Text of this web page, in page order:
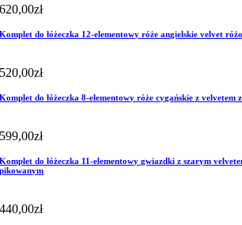
620,00zł
Komplet do łóżeczka 12-elementowy róże angielskie velvet
520,00zł
Komplet do łóżeczka 8-elementowy róże cygańskie z velvetem
599,00zł
Komplet do łóżeczka 11-elementowy gwiazdki z szarym
pikowanym
440,00zł